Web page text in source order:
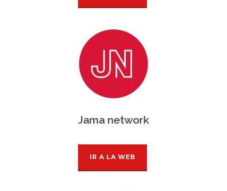
Jama network
IR A LA WEB